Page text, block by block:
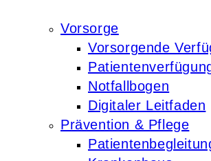
Vorsorge
Vorsorgende
Notfallbogen
Digitaler Leitfaden
Prävention & Pflege